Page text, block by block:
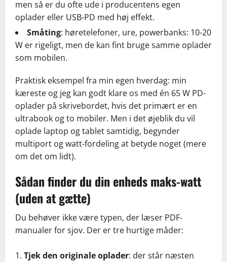
men så er du ofte ude i producentens egen
oplader eller USB-PD med høj effekt.
Småting: høretelefoner, ure, powerbanks: 10-20
W er rigeligt, men de kan fint bruge samme oplader
som mobilen.
Praktisk eksempel fra min egen hverdag: min
kæreste og jeg kan godt klare os med én 65 W PD-
oplader på skrivebordet, hvis det primært er en
ultrabook og to mobiler. Men i det øjeblik du vil
oplade laptop og tablet samtidig, begynder
multiport og watt-fordeling at betyde noget (mere
om det om lidt).
Sådan finder du din enheds maks-watt
(uden at gætte)
Du behøver ikke være typen, der læser PDF-
manualer for sjov. Der er tre hurtige måder:
Tjek den originale oplader: der står næsten